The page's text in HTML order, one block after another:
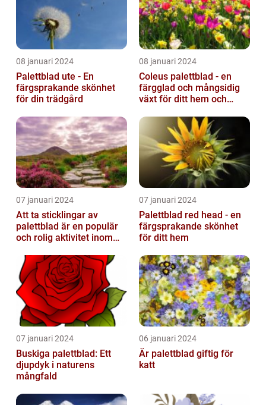
08 januari 2024
Palettblad ute - En
färgsprakande skönhet
för din trädgård
08 januari 2024
Coleus palettblad - en
färgglad och mångsidig
växt för ditt hem och
07 januari 2024
Att ta sticklingar av
palettblad är en populär
och rolig aktivitet inom
07 januari 2024
Palettblad red head - en
färgsprakande skönhet
för ditt hem
07 januari 2024
Buskiga palettblad: Ett
djupdyk i naturens
mångfald
06 januari 2024
Är palettblad giftig för
katt